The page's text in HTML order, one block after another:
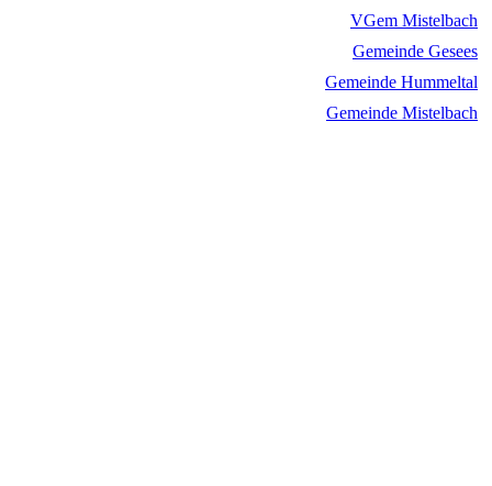
VGem Mistelbach
Gemeinde Gesees
Gemeinde Hummeltal
Gemeinde Mistelbach